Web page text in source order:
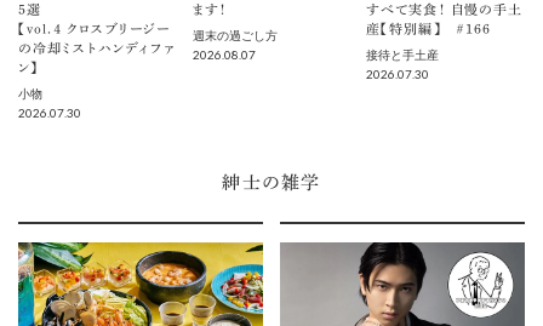
5選
【vol.４ クロスブリージー
の冷却ミストハンディファ
ン】
小物
2026.07.30
ます！
週末の過ごし方
2026.08.07
すべて実食！ 自慢の手土
産【特別編】 ＃166
接待と手土産
2026.07.30
紳士の雑学